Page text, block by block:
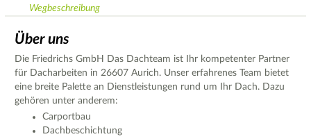
Wegbeschreibung
Über uns
Die Friedrichs GmbH Das Dachteam ist Ihr kompetenter Partner
für Dacharbeiten in 26607 Aurich. Unser erfahrenes Team bietet
eine breite Palette an Dienstleistungen rund um Ihr Dach. Dazu
gehören unter anderem:
Carportbau
Dachbeschichtung